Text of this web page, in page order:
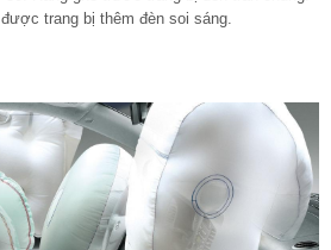
trang bị thêm đèn soi sáng.